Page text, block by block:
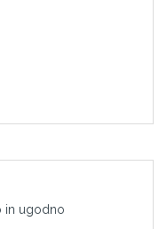
in ugodno